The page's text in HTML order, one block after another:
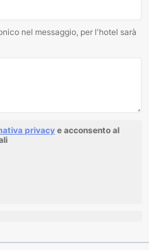
nel messaggio, per l'hotel sarà
privacy e acconsento al